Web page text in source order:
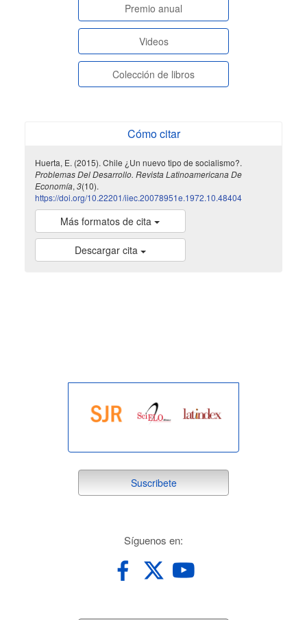
paginasespeciales
Premio anual
Videos
Colección de libros
Cómo citar
Huerta, E. (2015). Chile ¿Un nuevo tipo de socialismo?.
Problemas Del Desarrollo. Revista Latinoamericana De
Economía, 3(10).
https://doi.org/10.22201/iiec.20078951e.1972.10.48404
Más formatos de cita
Descargar cita
suscribete
Suscribete
Síguenos en: